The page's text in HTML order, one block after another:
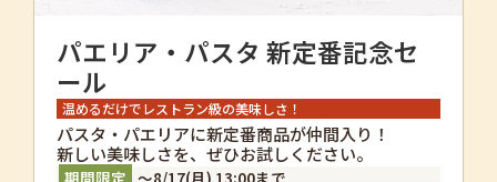
パエリア・パスタ 新定番記念セ
ール
温めるだけでレストラン級の美味しさ！
パスタ・パエリアに新定番商品が仲間入り！
新しい美味しさを、ぜひお試しください。